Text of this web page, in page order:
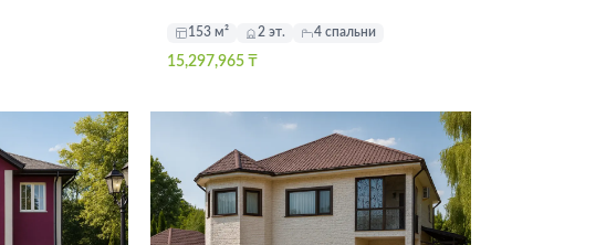
153 м² 2 эт. 4 спальни
15,297,965 ₸